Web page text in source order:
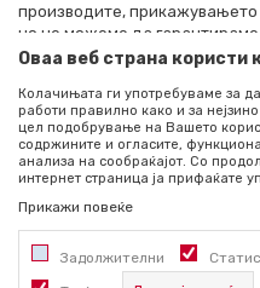
производите,
но не можеме да
комплетни и без грешки. Сите
секој момент.
проверите со повик на +389
©2026 literatura.mk,
задржани.
Оваа веб страна користи
Колачињата ги употребуваме за
работи правилно како и за
цел подобрување на Вашето
содржините и огласите,
анализа на сообраќајот. Со
интернет страница ја прифаќате
Прикажи повеќе
Задолжителни